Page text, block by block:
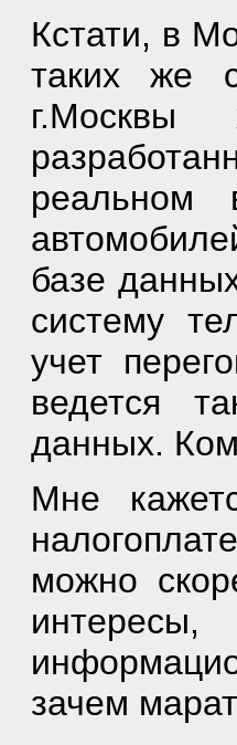
Кстати, в
таких же
реальном
базе
систему
учет
ведется
данных.
Мне
можно
зачем